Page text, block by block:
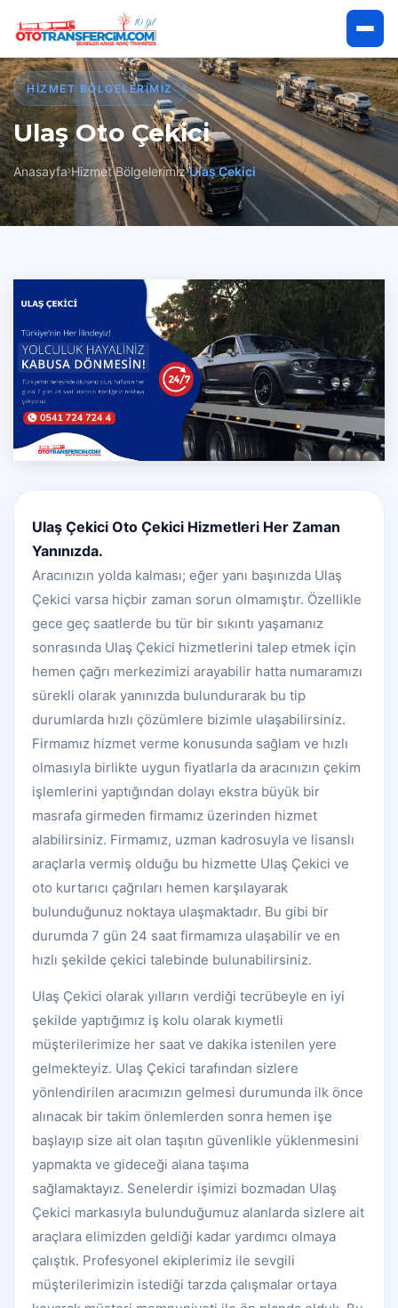
Anasayfa
Hakkımızda
Hizmetlerimiz
Çekici Talep Et
HIZMET BÖLGELERIMIZ
Ulaş Oto Çekici
Anasayfa Hizmet Bölgelerimiz Ulaş Çekici
Ulaş Çekici Oto Çekici Hizmetleri Her Zaman
Yanınızda.
Aracınızın yolda kalması; eğer yanı başınızda Ulaş
Çekici varsa hiçbir zaman sorun olmamıştır. Özellikle
gece geç saatlerde bu tür bir sıkıntı yaşamanız
sonrasında Ulaş Çekici hizmetlerini talep etmek için
hemen çağrı merkezimizi arayabilir hatta numaramızı
sürekli olarak yanınızda bulundurarak bu tip
durumlarda hızlı çözümlere bizimle ulaşabilirsiniz.
Firmamız hizmet verme konusunda sağlam ve hızlı
olmasıyla birlikte uygun fiyatlarla da aracınızın çekim
işlemlerini yaptığından dolayı ekstra büyük bir
masrafa girmeden firmamız üzerinden hizmet
alabilirsiniz. Firmamız, uzman kadrosuyla ve lisanslı
araçlarla vermiş olduğu bu hizmette Ulaş Çekici ve
oto kurtarıcı çağrıları hemen karşılayarak
bulunduğunuz noktaya ulaşmaktadır. Bu gibi bir
durumda 7 gün 24 saat firmamıza ulaşabilir ve en
hızlı şekilde çekici talebinde bulunabilirsiniz.
Ulaş Çekici olarak yılların verdiği tecrübeyle en iyi
şekilde yaptığımız iş kolu olarak kıymetli
müşterilerimize her saat ve dakika istenilen yere
gelmekteyiz. Ulaş Çekici tarafından sizlere
yönlendirilen aracımızın gelmesi durumunda ilk önce
alınacak bir takim önlemlerden sonra hemen işe
başlayıp size ait olan taşıtın güvenlikle yüklenmesini
yapmakta ve gideceği alana taşıma
sağlamaktayız. Senelerdir işimizi bozmadan Ulaş
Çekici markasıyla bulunduğumuz alanlarda sizlere ait
araçlara elimizden geldiği kadar yardımcı olmaya
çalıştık. Profesyonel ekiplerimiz ile sevgili
müşterilerimizin istediği tarzda çalışmalar ortaya